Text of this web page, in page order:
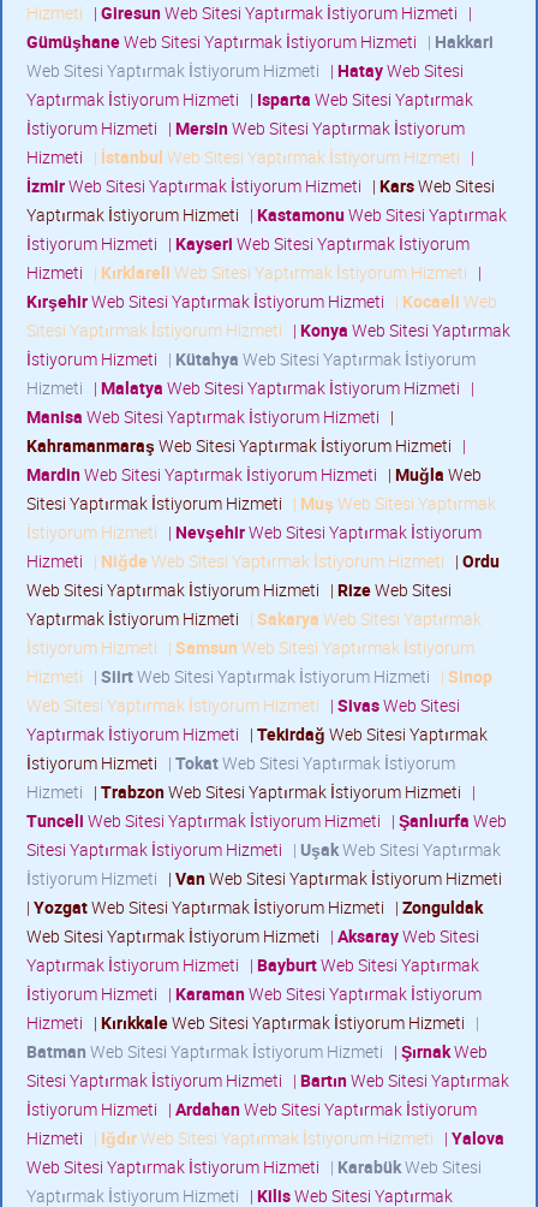
Hizmeti | GiresunWeb Sitesi Yaptırmak İstiyorum Hizmeti |
GümüşhaneWeb Sitesi Yaptırmak İstiyorum Hizmeti | Hakkari
Web Sitesi Yaptırmak İstiyorum Hizmeti | HatayWeb Sitesi
Yaptırmak İstiyorum Hizmeti | Isparta Web Sitesi Yaptırmak
İstiyorum Hizmeti | MersinWeb Sitesi Yaptırmak İstiyorum
Hizmeti | İstanbul Web Sitesi Yaptırmak İstiyorum Hizmeti |
İzmirWeb Sitesi Yaptırmak İstiyorum Hizmeti | KarsWeb Sitesi
Yaptırmak İstiyorum Hizmeti | KastamonuWeb Sitesi Yaptırmak
İstiyorum Hizmeti | Kayseri Web Sitesi Yaptırmak İstiyorum
Hizmeti | Kırklareli Web Sitesi Yaptırmak İstiyorum Hizmeti |
KırşehirWeb Sitesi Yaptırmak İstiyorum Hizmeti | Kocaeli Web
Sitesi Yaptırmak İstiyorum Hizmeti | Konya Web Sitesi Yaptırmak
İstiyorum Hizmeti | Kütahya Web Sitesi Yaptırmak İstiyorum
Hizmeti | Malatya Web Sitesi Yaptırmak İstiyorum Hizmeti |
Manisa Web Sitesi Yaptırmak İstiyorum Hizmeti |
KahramanmaraşWeb Sitesi Yaptırmak İstiyorum Hizmeti |
MardinWeb Sitesi Yaptırmak İstiyorum Hizmeti | Muğla Web
Sitesi Yaptırmak İstiyorum Hizmeti | Muş Web Sitesi Yaptırmak
İstiyorum Hizmeti | NevşehirWeb Sitesi Yaptırmak İstiyorum
Hizmeti | Niğde Web Sitesi Yaptırmak İstiyorum Hizmeti | Ordu
Web Sitesi Yaptırmak İstiyorum Hizmeti | RizeWeb Sitesi
Yaptırmak İstiyorum Hizmeti | Sakarya Web Sitesi Yaptırmak
İstiyorum Hizmeti | Samsun Web Sitesi Yaptırmak İstiyorum
Hizmeti | SiirtWeb Sitesi Yaptırmak İstiyorum Hizmeti | Sinop
Web Sitesi Yaptırmak İstiyorum Hizmeti | SivasWeb Sitesi
Yaptırmak İstiyorum Hizmeti | Tekirdağ Web Sitesi Yaptırmak
İstiyorum Hizmeti | TokatWeb Sitesi Yaptırmak İstiyorum
Hizmeti | TrabzonWeb Sitesi Yaptırmak İstiyorum Hizmeti |
Tunceli Web Sitesi Yaptırmak İstiyorum Hizmeti | Şanlıurfa Web
Sitesi Yaptırmak İstiyorum Hizmeti | UşakWeb Sitesi Yaptırmak
İstiyorum Hizmeti | VanWeb Sitesi Yaptırmak İstiyorum Hizmeti
| YozgatWeb Sitesi Yaptırmak İstiyorum Hizmeti | Zonguldak
Web Sitesi Yaptırmak İstiyorum Hizmeti | AksarayWeb Sitesi
Yaptırmak İstiyorum Hizmeti | BayburtWeb Sitesi Yaptırmak
İstiyorum Hizmeti | KaramanWeb Sitesi Yaptırmak İstiyorum
Hizmeti | KırıkkaleWeb Sitesi Yaptırmak İstiyorum Hizmeti |
Batman Web Sitesi Yaptırmak İstiyorum Hizmeti | ŞırnakWeb
Sitesi Yaptırmak İstiyorum Hizmeti | BartınWeb Sitesi Yaptırmak
İstiyorum Hizmeti | ArdahanWeb Sitesi Yaptırmak İstiyorum
Hizmeti | IğdırWeb Sitesi Yaptırmak İstiyorum Hizmeti | Yalova
Web Sitesi Yaptırmak İstiyorum Hizmeti | KarabükWeb Sitesi
Yaptırmak İstiyorum Hizmeti | KilisWeb Sitesi Yaptırmak